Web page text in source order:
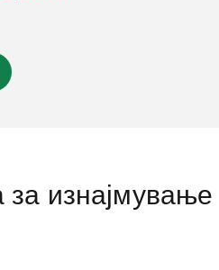
изнајмување